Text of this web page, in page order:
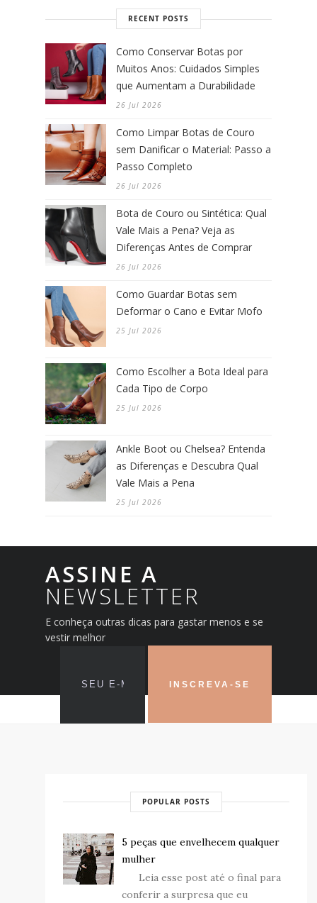
RECENT POSTS
Como Conservar Botas por
Muitos Anos: Cuidados Simples
que Aumentam a Durabilidade
26 Jul 2026
Como Limpar Botas de Couro
sem Danificar o Material: Passo a
Passo Completo
26 Jul 2026
Bota de Couro ou Sintética: Qual
Vale Mais a Pena? Veja as
Diferenças Antes de Comprar
26 Jul 2026
Como Guardar Botas sem
Deformar o Cano e Evitar Mofo
25 Jul 2026
Como Escolher a Bota Ideal para
Cada Tipo de Corpo
25 Jul 2026
Ankle Boot ou Chelsea? Entenda
as Diferenças e Descubra Qual
Vale Mais a Pena
25 Jul 2026
ASSINE A
NEWSLETTER
E conheça outras dicas para gastar menos e se
vestir melhor
POPULAR POSTS
5 peças que envelhecem qualquer
mulher
Leia esse post até o final para
conferir a surpresa que eu